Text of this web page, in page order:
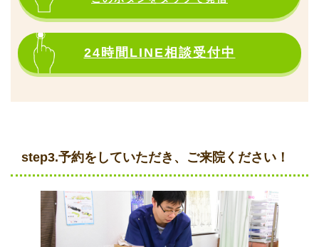
24時間LINE相談受付中
step3.予約をしていただき、ご来院ください！